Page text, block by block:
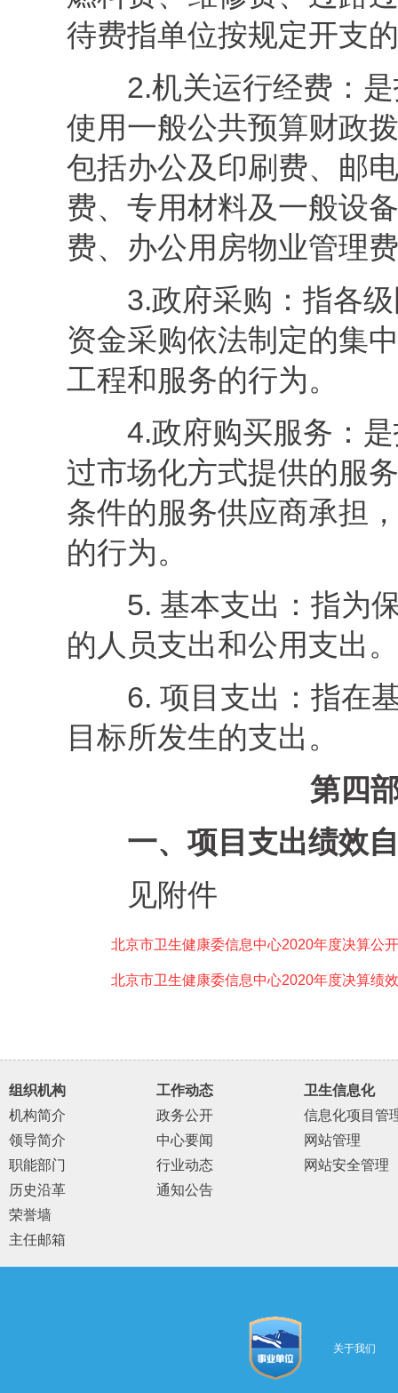
待费指单位按规定开支
2.机关运行经费：
使用一般公共预算财政
包括办公及印刷费、邮
费、专用材料及一般设
费、办公用房物业管理
3.政府采购 ： 指各
资金采购依法制定的集
工程和服务的行为。
4.政府购买服务：
过市场化方式提供的服
条件的服务供应商承担
的行为。
5. 基本支出：指为
的人员支出和公用支出。
6. 项目支出：指在
目标所发生的支出。
第四
一、 项目 支出绩效自
见附件
北京市卫生健康委信息中心2020年度决算公
北京市卫生健康委信息中心2020年度决算绩
组织机构
机构简介
领导简介
职能部门
历史沿革
荣誉墙
主任邮箱
工作动态
政务公开
中心要闻
行业动态
通知公告
卫生信息化
信息化项目管
网站管理
网站安全管理
关于我们